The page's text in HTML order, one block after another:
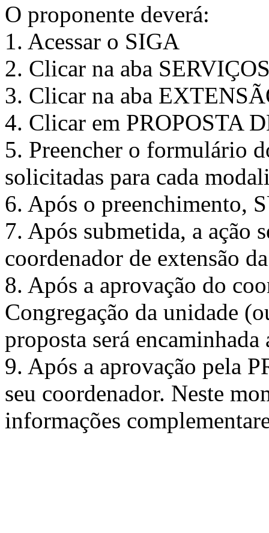
O proponente deverá:
1. Acessar o SIGA
2. Clicar na aba
3. Clicar na aba
4. Clicar em PROPOSTA
5. Preencher o formulário
solicitadas para cada
6. Após o preenchimento,
7. Após submetida, a ação
coordenador de extensão
8. Após a aprovação do
Congregação da unidade
proposta será
9. Após a aprovação pela
seu coordenador. Neste
informações